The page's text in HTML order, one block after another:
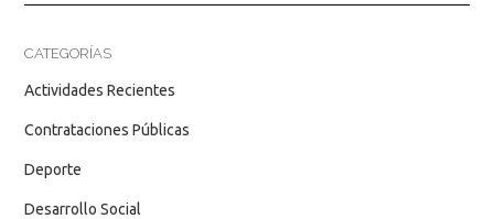
CATEGORÍAS
Actividades Recientes
Contrataciones Públicas
Deporte
Desarrollo Social